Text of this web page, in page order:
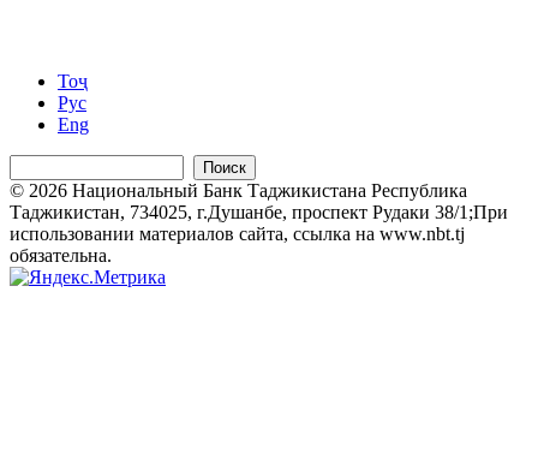
Тоҷ
Рус
Eng
Поиск
© 2026 Национальный Банк Таджикистана Республика
Таджикистан, 734025, г.Душанбе, проспект Рудаки 38/1;При
использовании материалов сайта, ссылка на www.nbt.tj
обязательна.